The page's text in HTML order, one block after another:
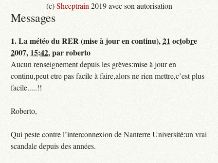
(c)Sheeptrain 2019 avec son autorisation
Messages
1.La météo du RER (mise à jour en continu),21 octobre
2007, 15:42,parroberto
Aucun renseignement depuis les grèves:mise à jour en
continu,peut etre pas facile à faire,alors ne rien mettre,c’est plus
facile.....!!
Roberto,
Qui peste contre l’interconnexion de Nanterre Université:un vrai
scandale depuis des années.